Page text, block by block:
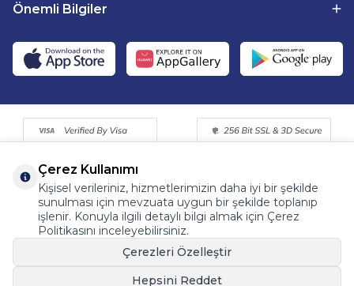
Önemli Bilgiler
©2015 - 2025 Tüm Hakkı Saklıdır. Fermentemutfagim.com
Dijital Pazarlama Partneri | Tohum Medya™
Çerez Kullanımı
Kişisel verileriniz, hizmetlerimizin daha iyi bir şekilde
sunulması için mevzuata uygun bir şekilde toplanıp
işlenir. Konuyla ilgili detaylı bilgi almak için Çerez
Politikasını inceleyebilirsiniz.
Çerezleri Özelleştir
Hepsini Reddet